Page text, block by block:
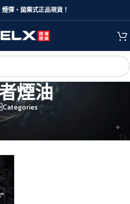
彈、拋棄式正品現貨！
煙油
Categories